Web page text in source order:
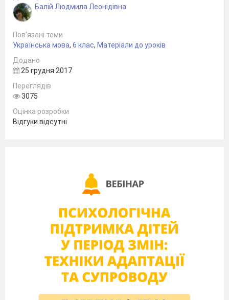
Балій Людмила Леонідівна
Пов’язані теми
Українська мова, 6 клас, Матеріали до уроків
Додано
25 грудня 2017
Переглядів
3075
Оцінка розробки
Відгуки відсутні